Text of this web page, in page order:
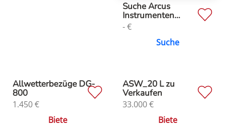
Suche Arcus
Instrumenten…
-€
Suche
Allwetterbezüge DG-
800
1.450€
Biete
ASW_20 L zu
Verkaufen
33.000€
Biete